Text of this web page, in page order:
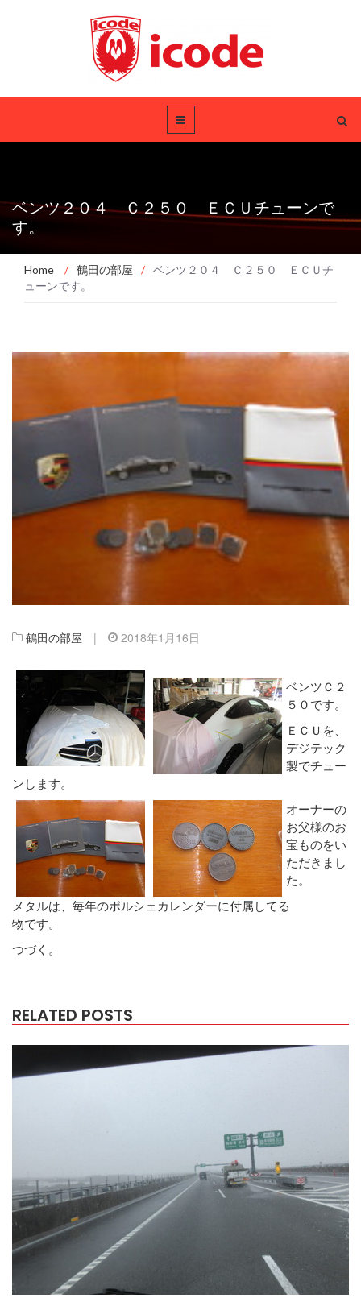
ベンツ２０４ Ｃ２５０ ＥＣＵチューンで
す。
Home / 鶴田の部屋 / ベンツ２０４ Ｃ２５０ ＥＣＵチ
ューンです。
鶴田の部屋 | 2018年1月16日
ベンツＣ２
５０です。
ＥＣＵを、
デジテック
製でチュー
ンします。
オーナーの
お父様のお
宝ものをい
ただきまし
た。
メタルは、毎年のポルシェカレンダーに付属してる
物です。
つづく。
RELATED POSTS